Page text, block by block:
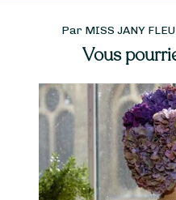
Par MISS JANY
Vous